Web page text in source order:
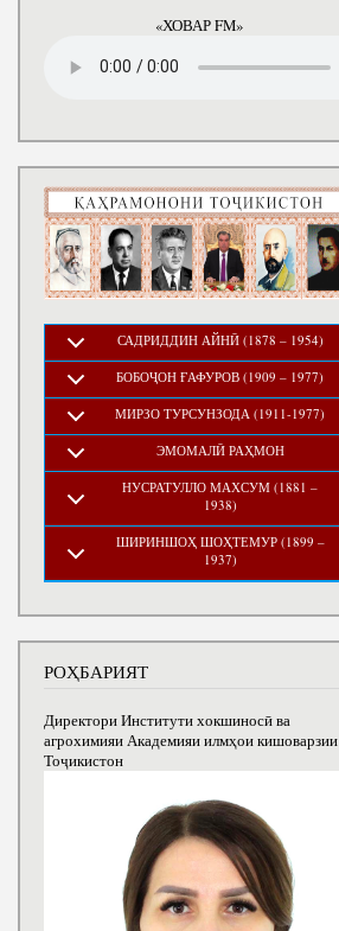
«ХОВАР FM»
САДРИДДИН АЙНӢ (1878 – 1954)
БОБОҶОН ҒАФУРОВ (1909 – 1977)
МИРЗО ТУРСУНЗОДА (1911-1977)
ЭМОМАЛӢ РАҲМОН
НУСРАТУЛЛО МАХСУМ (1881 –
1938)
ШИРИНШОҲ ШОҲТЕМУР (1899 –
1937)
РОҲБАРИЯТ
Директори Институти хокшиносӣ ва
агрохимияи Академияи илмҳои кишоварзии
Тоҷикистон